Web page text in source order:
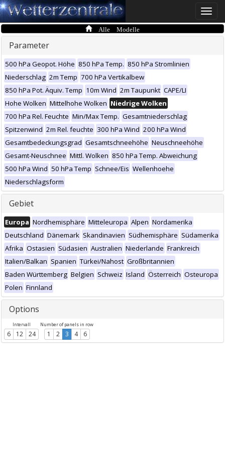
Toggle
Alle Modelle
Parameter
500 hPa Geopot. Höhe 850 hPa Temp. 850 hPa Stromlinien
Niederschlag 2m Temp 700 hPa Vertikalbew
850 hPa Pot. Äquiv. Temp 10m Wind 2m Taupunkt CAPE/LI
Hohe Wolken Mittelhohe Wolken Niedrige Wolken
700 hPa Rel. Feuchte Min/Max Temp. Gesamtniederschlag
Spitzenwind 2m Rel. feuchte 300 hPa Wind 200 hPa Wind
Gesamtbedeckungsgrad Gesamtschneehöhe Neuschneehöhe
Gesamt-Neuschnee Mittl. Wolken 850 hPa Temp. Abweichung
500 hPa Wind 50 hPa Temp Schnee/Eis Wellenhoehe
Niederschlagsform
Gebiet
Europa Nordhemisphäre Mitteleuropa Alpen Nordamerika
Deutschland Dänemark Skandinavien Südhemisphäre Südamerika
Afrika Ostasien Südasien Australien Niederlande Frankreich
Italien/Balkan Spanien Türkei/Nahost Großbritannien
Baden Württemberg Belgien Schweiz Island Österreich Osteuropa
Polen Finnland
Options
Intervall
6 12 24
Number of panels in row
1 2 3 4 6